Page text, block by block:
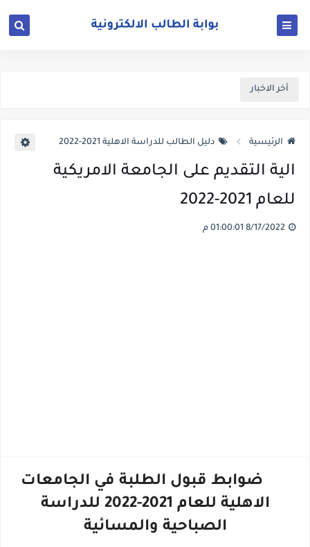
أخر الاخبار
الرئيسية دليل الطالب للدراسة الاهلية 2021-2022
الية التقديم على الجامعة الامريكية
للعام 2021-2022
ضوابط قبول الطلبة في الجامعات
الاهلية للعام 2021-2022 للدراسة
الصباحية والمسائية